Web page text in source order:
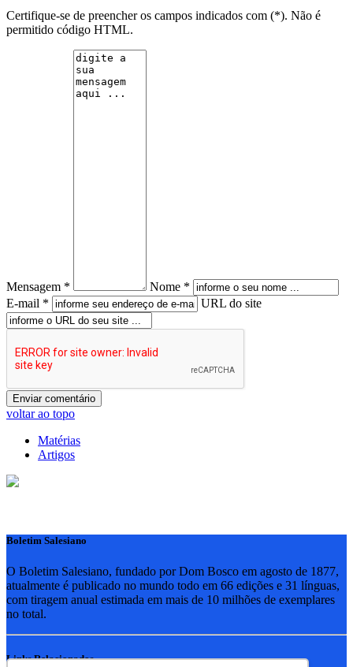
Certifique-se de preencher os campos indicados com (*). Não é
permitido código HTML.
Mensagem *
Nome *
E-mail *
URL do site
voltar ao topo
Matérias
Artigos
Boletim Salesiano
O Boletim Salesiano, fundado por Dom Bosco em agosto de 1877,
atualmente é publicado no mundo todo em 66 edições e 31 línguas,
com tiragem anual estimada em mais de 10 milhões de exemplares
no total.
Links Relacionados